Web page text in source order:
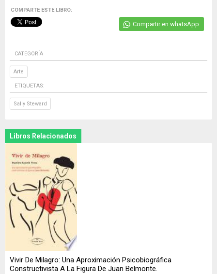
COMPARTE ESTE LIBRO:
Compartir en whatsApp
CATEGORÍA
Arte
ETIQUETAS:
Sally Steward
Libros Relacionados
Vivir De Milagro: Una Aproximación Psicobiográfica
Constructivista A La Figura De Juan Belmonte.